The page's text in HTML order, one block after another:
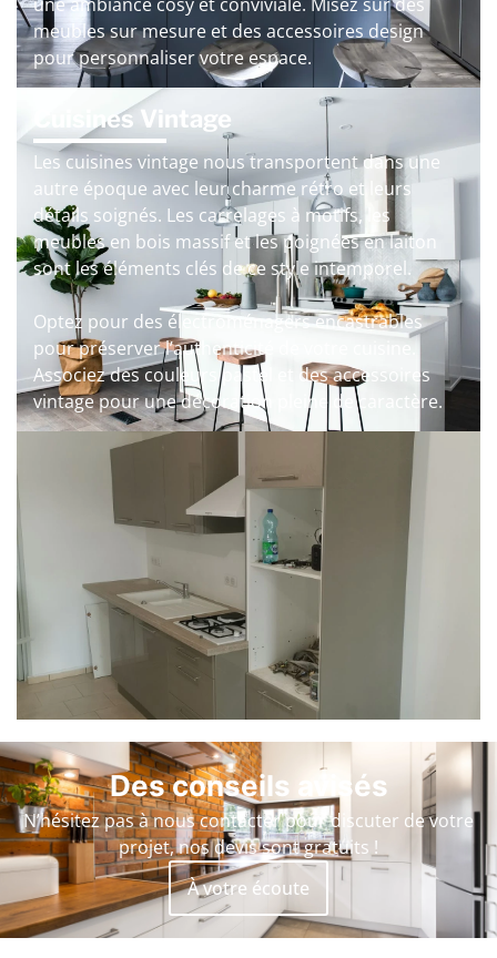
meubles sur mesure et des accessoires design
pour personnaliser votre espace.
Cuisines Vintage
Les cuisines vintage nous transportent dans une
autre époque avec leur charme rétro et leurs
détails soignés. Les carrelages à motifs, les
meubles en bois massif et les poignées en laiton
sont les éléments clés de ce style intemporel.
Optez pour des électroménagers encastrables
pour préserver l’authenticité de votre cuisine.
Associez des couleurs pastel et des accessoires
vintage pour une décoration pleine de caractère.
Des conseils avisés
N’hésitez pas à nous contacter pour discuter de votre
projet, nos devis sont gratuits !
À votre écoute